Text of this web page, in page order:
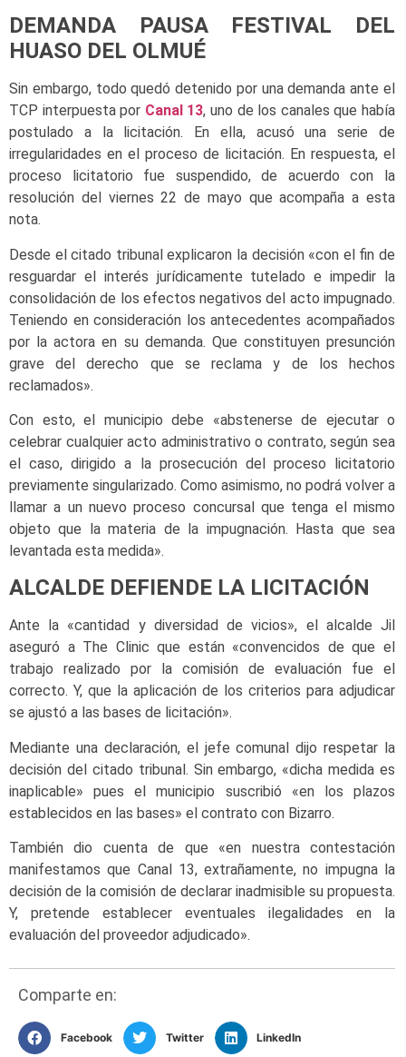
DEMANDA PAUSA FESTIVAL DEL
HUASO DEL OLMUÉ
Sin embargo, todo quedó detenido por una demanda ante el
TCP interpuesta por Canal 13, uno de los canales que había
postulado a la licitación. En ella, acusó una serie de
irregularidades en el proceso de licitación. En respuesta, el
proceso licitatorio fue suspendido, de acuerdo con la
resolución del viernes 22 de mayo que acompaña a esta
nota.
Desde el citado tribunal explicaron la decisión «con el fin de
resguardar el interés jurídicamente tutelado e impedir la
consolidación de los efectos negativos del acto impugnado.
Teniendo en consideración los antecedentes acompañados
por la actora en su demanda. Que constituyen presunción
grave del derecho que se reclama y de los hechos
reclamados».
Con esto, el municipio debe «abstenerse de ejecutar o
celebrar cualquier acto administrativo o contrato, según sea
el caso, dirigido a la prosecución del proceso licitatorio
previamente singularizado. Como asimismo, no podrá volver a
llamar a un nuevo proceso concursal que tenga el mismo
objeto que la materia de la impugnación. Hasta que sea
levantada esta medida».
ALCALDE DEFIENDE LA LICITACIÓN
Ante la «cantidad y diversidad de vicios», el alcalde Jil
aseguró a The Clinic que están «convencidos de que el
trabajo realizado por la comisión de evaluación fue el
correcto. Y, que la aplicación de los criterios para adjudicar
se ajustó a las bases de licitación».
Mediante una declaración, el jefe comunal dijo respetar la
decisión del citado tribunal. Sin embargo, «dicha medida es
inaplicable» pues el municipio suscribió «en los plazos
establecidos en las bases» el contrato con Bizarro.
También dio cuenta de que «en nuestra contestación
manifestamos que Canal 13, extrañamente, no impugna la
decisión de la comisión de declarar inadmisible su propuesta.
Y, pretende establecer eventuales ilegalidades en la
evaluación del proveedor adjudicado».
Comparte en:
Facebook Twitter LinkedIn